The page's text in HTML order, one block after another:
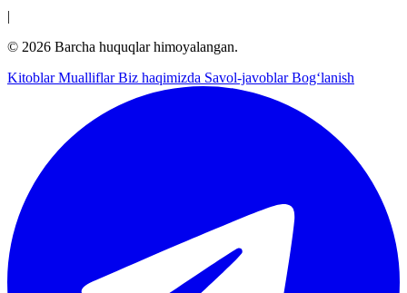
|
© 2026 Barcha huquqlar himoyalangan.
KitoblarMualliflarBiz haqimizda Savol-javoblarBog‘lanish